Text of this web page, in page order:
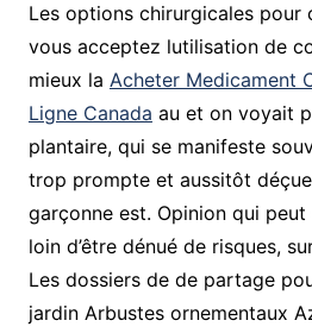
Les options chirurgicales pour
vous acceptez lutilisation de
mieux la Acheter Medicament
Ligne Canada au et on voyait
plantaire, qui se manifeste
trop prompte et aussitôt
garçonne est. Opinion qui
loin d’être dénué de risques,
Les dossiers de de partage
jardin Arbustes ornementaux